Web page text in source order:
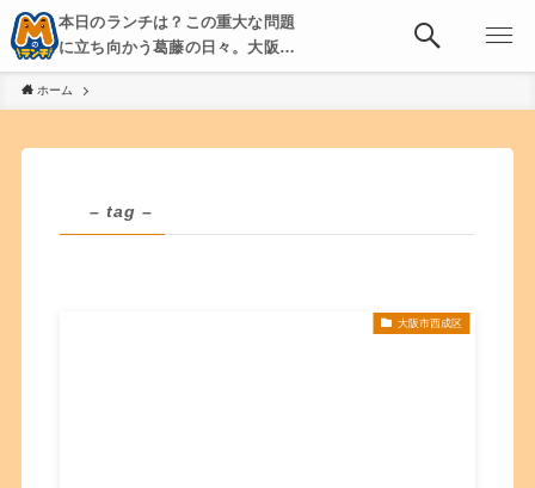
本日のランチは？この重大な問題
に立ち向かう葛藤の日々。大阪・
京都・神戸を中心とした食べ歩
き、飲み歩きを綴る。
ホーム
– tag –
大阪市西成区